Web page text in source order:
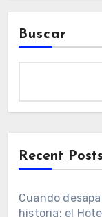
Buscar
Recent Posts
Cuando
historia: el